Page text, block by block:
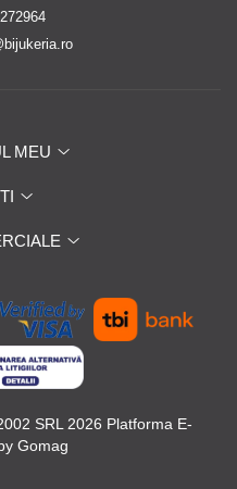
MEU
SRL 2026 Platforma E-
Gomag